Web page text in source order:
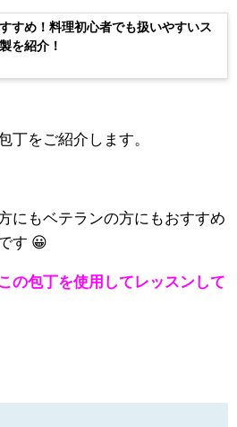
すめ！料理初心者でも扱いやすいス
を紹介！
丁をご紹介します。
にもベテランの方にもおすすめ
す 😀
の包丁を使用してレッスンして